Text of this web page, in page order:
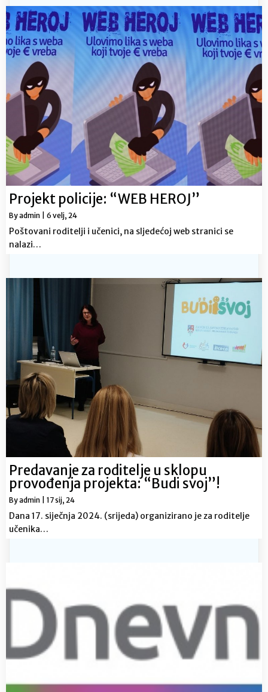
Projekt policije: “WEB HEROJ”
Byadmin 6 velj, 24
Poštovani roditelji i učenici, na sljedećoj web stranici se
nalazi…
Predavanje za roditelje u sklopu
provođenja projekta: “Budi svoj”!
Byadmin 17sij, 24
Dana 17. siječnja 2024. (srijeda) organizirano je za roditelje
učenika…